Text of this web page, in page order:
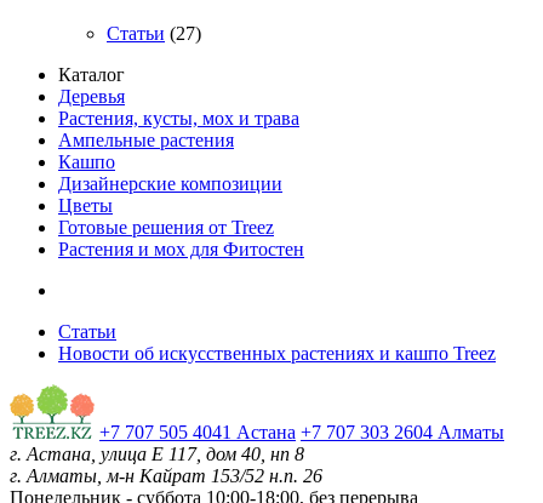
Статьи (27)
Каталог
Деревья
Растения, кусты, мох и трава
Ампельные растения
Кашпо
Дизайнерские композиции
Цветы
Готовые решения от Treez
Растения и мох для Фитостен
Статьи
Новости об искусственных растениях и кашпо Treez
+7 707 505 4041 Астана +7 707 303 2604 Алматы
г. Астана, улица Е 117, дом 40, нп 8
г. Алматы, м-н Кайрат 153/52 н.п. 26
Понедельник - суббота 10:00-18:00, без перерыва